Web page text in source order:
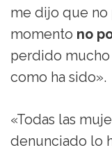
me dijo que no
momento no
perdido mucho
como ha sido».
«Todas las
denunciado lo